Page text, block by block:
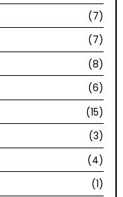
(7)
(7)
(8)
(6)
(15)
(3)
(4)
(1)